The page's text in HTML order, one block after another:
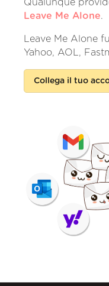
Qualunque
Leave Me Alone.
Leave Me Alone
Yahoo, AOL,
Collega il tuo